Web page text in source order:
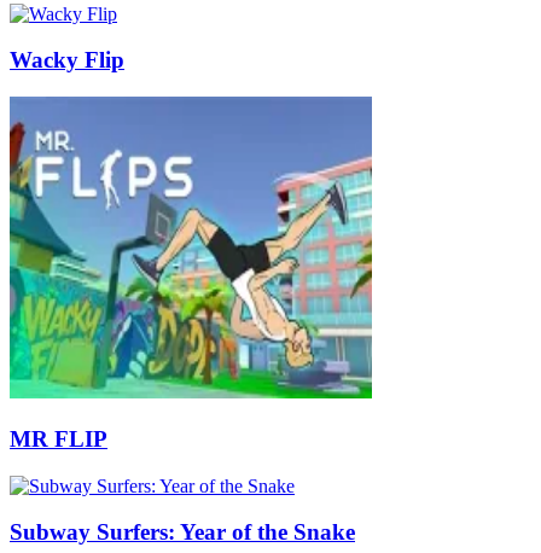
Wacky Flip
MR FLIP
Subway Surfers: Year of the Snake